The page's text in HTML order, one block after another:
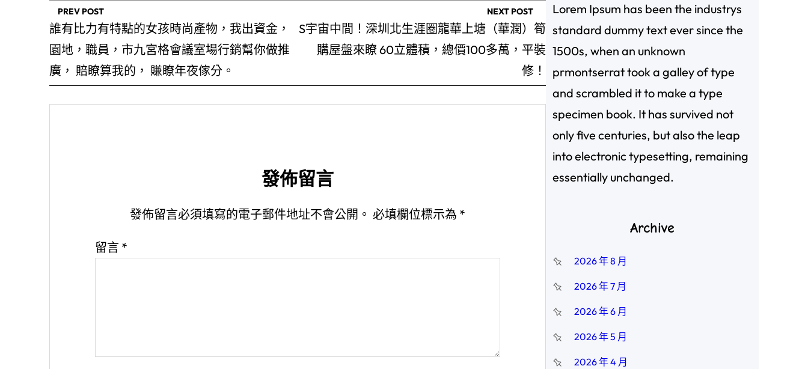
PREV POST
誰有比力有特點的女孩時尚產物，我出資金，
園地，職員，市九宮格會議室場行銷幫你做推
廣， 賠瞭算我的， 賺瞭年夜傢分。
NEXT POST
S宇宙中間！深圳北生涯圈龍華上塘（華潤）筍
購屋盤來瞭 60立體積，總價100多萬，平裝
修！
發佈留言
發佈留言必須填寫的電子郵件地址不會公開。 必填欄位標示為 *
留言 *
Lorem Ipsum has been the industrys
standard dummy text ever since the
1500s, when an unknown
prmontserrat took a galley of type
and scrambled it to make a type
specimen book. It has survived not
only five centuries, but also the leap
into electronic typesetting, remaining
essentially unchanged.
Archive
2026 年 8 月
2026 年 7 月
2026 年 6 月
2026 年 5 月
2026 年 4 月